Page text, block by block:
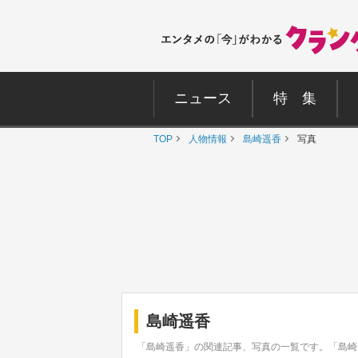
ニュース 特 集
TOP 人物情報 島崎遥香 写真
島崎遥香
「島崎遥香」の関連記事、写真の一覧です。「島